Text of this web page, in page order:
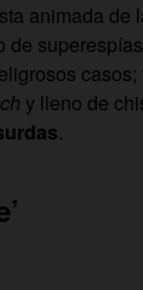
animada de
de
y lleno de
.